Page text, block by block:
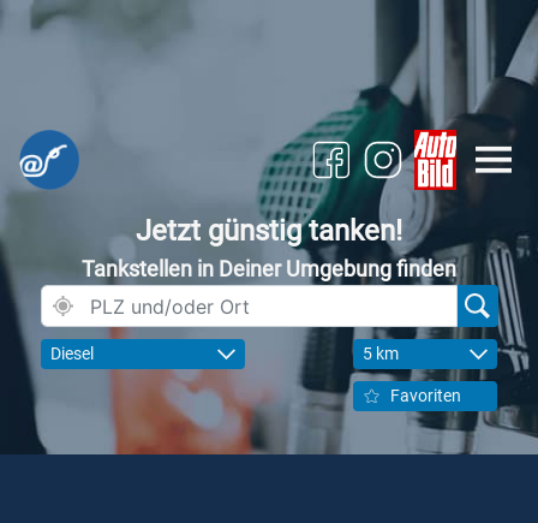
Jetzt günstig tanken!
Tankstellen in Deiner Umgebung finden
Diesel 5 km
Favoriten